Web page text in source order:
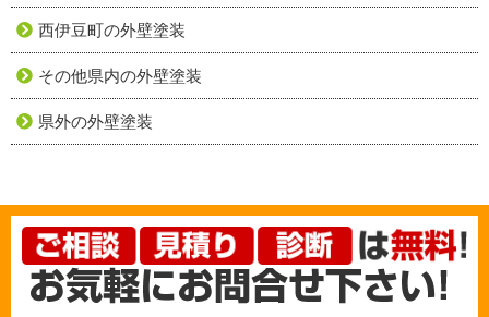
西伊豆町の外壁塗装
その他県内の外壁塗装
県外の外壁塗装